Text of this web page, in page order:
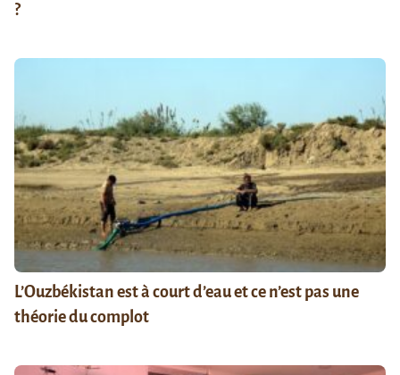
?
L’Ouzbékistan est à court d’eau et ce n’est pas une
théorie du complot